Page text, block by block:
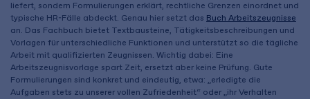
liefert, sondern Formulierungen erklärt, rechtliche Grenzen einordnet und
typische HR-Fälle abdeckt. Genau hier setzt das Buch Arbeitszeugnisse
an. Das Fachbuch bietet Textbausteine, Tätigkeitsbeschreibungen und
Vorlagen für unterschiedliche Funktionen und unterstützt so die tägliche
Arbeit mit qualifizierten Zeugnissen. Wichtig dabei: Eine
Arbeitszeugnisvorlage spart Zeit, ersetzt aber keine Prüfung. Gute
Formulierungen sind konkret und eindeutig, etwa: „erledigte die
Aufgaben stets zu unserer vollen Zufriedenheit“ oder „ihr Verhalten